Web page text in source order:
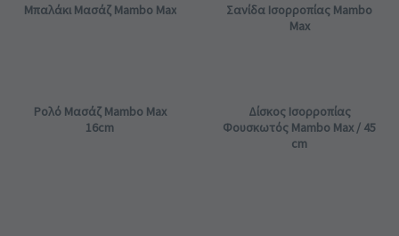
Μπαλάκι Μασάζ Mambo Max
Σανίδα Ισορροπίας Mambo
Max
Ρολό Μασάζ Mambo Max
16cm
Δίσκος Ισορροπίας
Φουσκωτός Mambo Max / 45
cm